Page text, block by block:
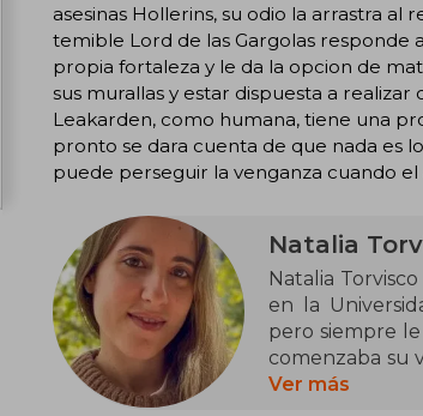
asesinas Hollerins, su odio la arrastra
temible Lord de las Gargolas responde
propia fortaleza y le da la opcion de
sus murallas y estar dispuesta a
Leakarden, como humana, tiene una
pronto se dara cuenta de que nada es
puede perseguir la venganza cuando
Natalia
Natalia
en la
pero siempre
comenzaba su
autopublicó
Ver más